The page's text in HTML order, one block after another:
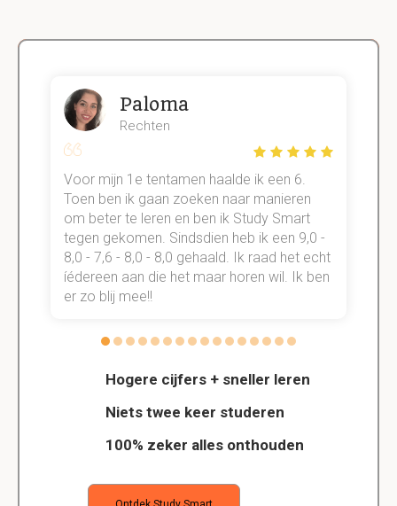
Hogere cijfers + sneller leren
Niets twee keer studeren
100% zeker alles onthouden
Paloma
Rechten
Voor mijn 1e tentamen haalde ik een 6.
Toen ben ik gaan zoeken naar manieren
om beter te leren en ben ik Study Smart
tegen gekomen. Sindsdien heb ik een 9,0 -
8,0 - 7,6 - 8,0 - 8,0 gehaald. Ik raad het echt
íédereen aan die het maar horen wil. Ik ben
er zo blij mee!!